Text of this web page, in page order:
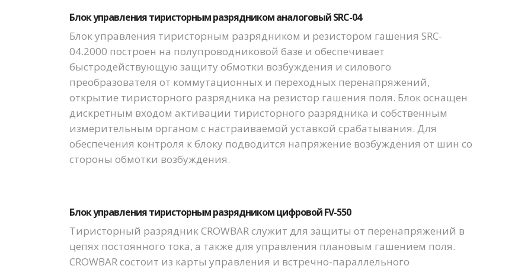
Блок управления тиристорным разрядником аналоговый SRC-04
Блок управления тиристорным разрядником и резистором гашения SRC-
04.2000 построен на полупроводниковой базе и обеспечивает
быстродействующую защиту обмотки возбуждения и силового
преобразователя от коммутационных и переходных перенапряжений,
открытие тиристорного разрядника на резистор гашения поля. Блок оснащен
дискретным входом активации тиристорного разрядника и собственным
измерительным органом с настраиваемой уставкой срабатывания. Для
обеспечения контроля к блоку подводится напряжение возбуждения от шин со
стороны обмотки возбуждения.
Блок управления тиристорным разрядником цифровой FV-550
Тиристорный разрядник CROWBAR служит для защиты от перенапряжений в
цепях постоянного тока, а также для управления плановым гашением поля.
CROWBAR состоит из карты управления и встречно-параллельного